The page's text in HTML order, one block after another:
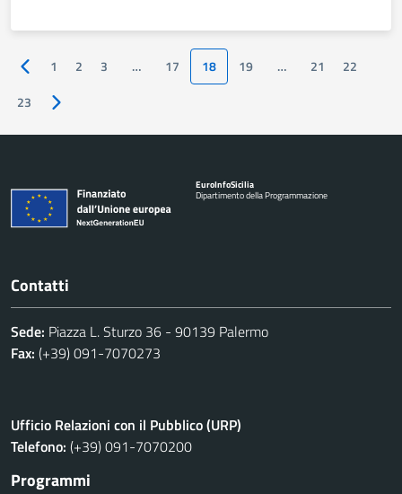
Pagina precedente
1 2 3 … 17 18 19 … 21
22
23
Pagina successiva
EuroInfoSicilia
Dipartimento della Programmazione
Contatti
Sede: Piazza L. Sturzo 36 - 90139 Palermo
Fax: (+39) 091-7070273
Ufficio Relazioni con il Pubblico (URP)
Telefono: (+39) 091-7070200
Programmi